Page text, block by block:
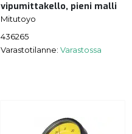
vipumittakello, pieni malli
Mitutoyo
436265
Varastotilanne: Varastossa